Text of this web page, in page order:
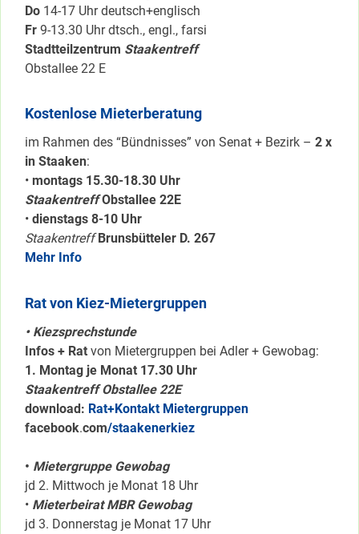
Do 14-17 Uhr deutsch+englisch
Fr 9-13.30 Uhr dtsch., engl., farsi
Stadtteilzentrum Staakentreff
Obstallee 22 E
Kostenlose Mieterberatung
im Rahmen des “Bündnisses” von Senat + Bezirk – 2 x
in Staaken:
• montags 15.30-18.30 Uhr
Staakentreff Obstallee 22E
• dienstags 8-10 Uhr
Staakentreff Brunsbütteler D. 267
Mehr Info
Rat von Kiez-Mietergruppen
• Kiezsprechstunde
Infos + Rat von Mietergruppen bei Adler + Gewobag:
1. Montag je Monat 17.30 Uhr
Staakentreff Obstallee 22E
download: Rat+Kontakt Mietergruppen
facebook.com/staakenerkiez
• Mietergruppe Gewobag
jd 2. Mittwoch je Monat 18 Uhr
• Mieterbeirat MBR Gewobag
jd 3. Donnerstag je Monat 17 Uhr